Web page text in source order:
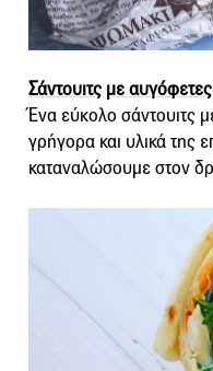
Σάντουιτς με αυγόφετες
Ένα εύκολο σάντουιτς
γρήγορα και υλικά της
καταναλώσουμε στον